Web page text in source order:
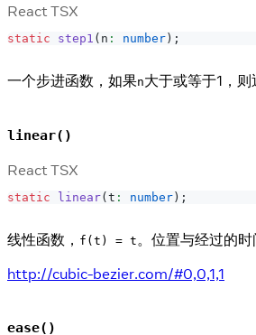
React TSX
static step1 ( n : number) ;
一个步进函数，如果n大于或等于1，则
linear()
React TSX
static linear( t : number ) ;
线性函数， f(t) = t。位置与经过的时
http://cubic-bezier.com/#0,0,1,1
ease()